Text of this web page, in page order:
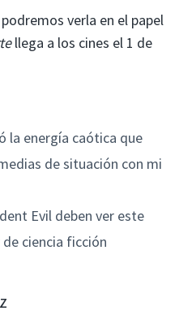
verla en el papel
llega a los cines el 1 de
la energía caótica que
de situación con mi
Evil deben ver este
ciencia ficción